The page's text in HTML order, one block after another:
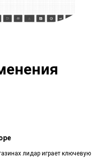
лидар играет ключевую